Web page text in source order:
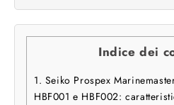
Indice dei
1. Seiko Prospex
HBF001 e HBF002: